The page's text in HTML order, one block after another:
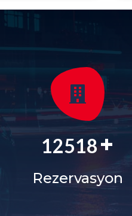
15127+
Rezervasyon